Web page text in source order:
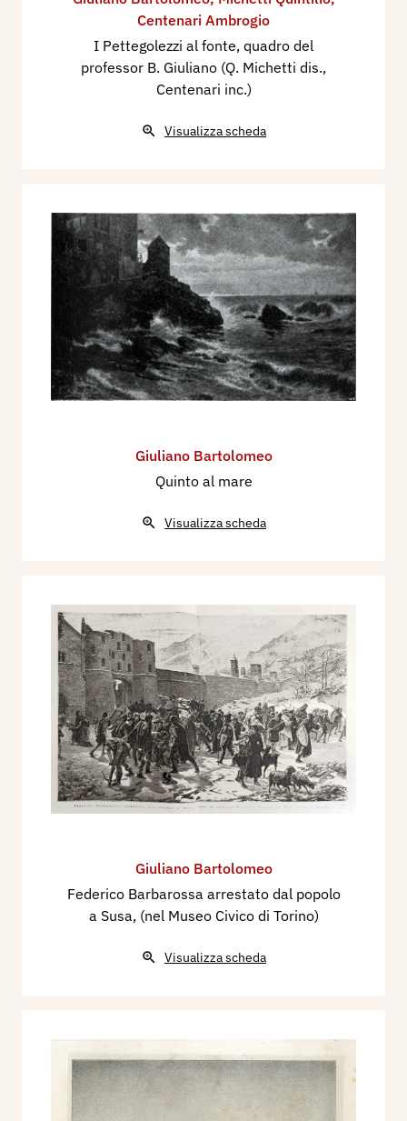
Centenari Ambrogio
I Pettegolezzi al fonte, quadro del
professor B. Giuliano (Q. Michetti dis.,
Centenari inc.)
Visualizza scheda
Giuliano Bartolomeo
Quinto al mare
Visualizza scheda
Giuliano Bartolomeo
Federico Barbarossa arrestato dal popolo
a Susa, (nel Museo Civico di Torino)
Visualizza scheda